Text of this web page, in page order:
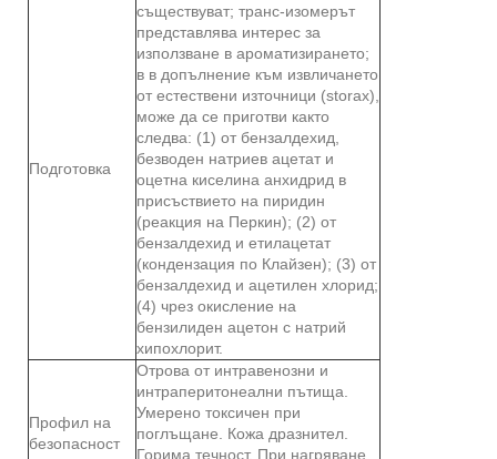
Подготовка
съществуват; транс-изомерът
представлява интерес за
използване в ароматизирането;
в в допълнение към извличането
от естествени източници (storax),
може да се приготви както
следва: (1) от бензалдехид,
безводен натриев ацетат и
оцетна киселина анхидрид в
присъствието на пиридин
(реакция на Перкин); (2) от
бензалдехид и етилацетат
(кондензация по Клайзен); (3) от
бензалдехид и ацетилен хлорид;
(4) чрез окисление на
бензилиден ацетон с натрий
хипохлорит.
Профил на
безопасност
Отрова от интравенозни и
интраперитонеални пътища.
Умерено токсичен при
поглъщане. Кожа дразнител.
Горима течност. При нагряване